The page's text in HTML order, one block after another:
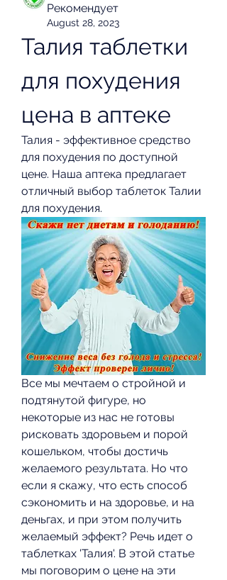
Рекомендует
August 28, 2023
Талия таблетки
для похудения
цена в аптеке
Талия - эффективное средство
для похудения по доступной
цене. Наша аптека предлагает
отличный выбор таблеток Талии
для похудения.
Все мы мечтаем о стройной и
подтянутой фигуре, но
некоторые из нас не готовы
рисковать здоровьем и порой
кошельком, чтобы достичь
желаемого результата. Но что
если я скажу, что есть способ
сэкономить и на здоровье, и на
деньгах, и при этом получить
желаемый эффект? Речь идет о
таблетках 'Талия'. В этой статье
мы поговорим о цене на эти